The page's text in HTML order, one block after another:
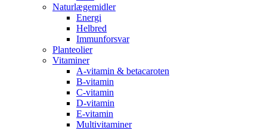
Naturlægemidler
Energi
Helbred
Immunforsvar
Planteolier
Vitaminer
A-vitamin & betacaroten
B-vitamin
C-vitamin
D-vitamin
E-vitamin
Multivitaminer